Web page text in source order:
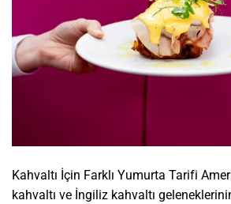
Kahvaltı İçin Farklı Yumurta Tarifi
kahvaltı ve İngiliz kahvaltı